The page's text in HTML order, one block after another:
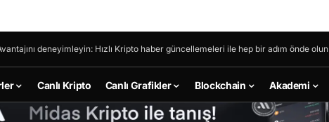
deneyimleyin: Hızlı Kripto haber güncellemeleri ile hep bir adım önde olun
Canlı Kripto Canlı Grafikler Blockchain Akademi